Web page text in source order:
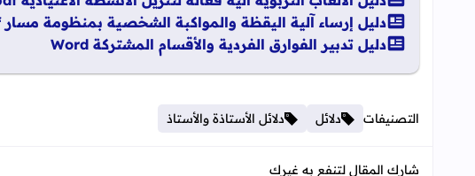
دليل إرساء آلية اليقظة والمواكبة الشخصية بمنظومة مسار Pdf
دليل تدبير الفوارق الفردية والأقسام المشتركة Word
التصنيفات دلائل دلائل الأستاذة والأستاذ
شارك المقال لتنفع به غيرك